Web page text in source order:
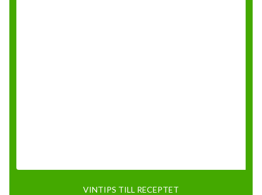
VINTIPS TILL RECEPTET